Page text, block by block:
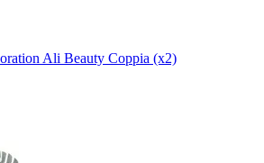
Ali Beauty Coppia (x2)